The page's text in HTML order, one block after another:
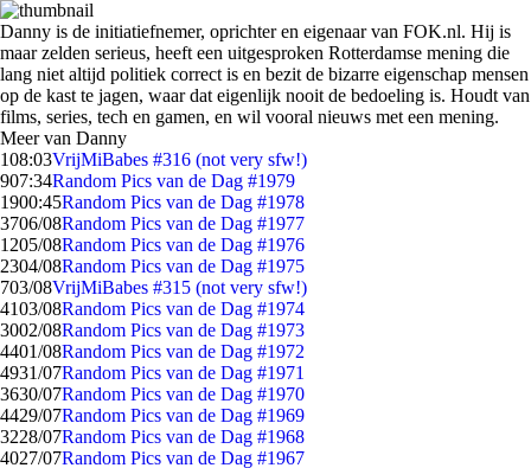
Danny is de initiatiefnemer, oprichter en eigenaar van FOK.nl. Hij is
maar zelden serieus, heeft een uitgesproken Rotterdamse mening die
lang niet altijd politiek correct is en bezit de bizarre eigenschap mensen
op de kast te jagen, waar dat eigenlijk nooit de bedoeling is. Houdt van
films, series, tech en gamen, en wil vooral nieuws met een mening.
Meer van Danny
108:03VrijMiBabes #316 (not very sfw!)
907:34Random Pics van de Dag #1979
1900:45Random Pics van de Dag #1978
3706/08Random Pics van de Dag #1977
1205/08Random Pics van de Dag #1976
2304/08Random Pics van de Dag #1975
703/08VrijMiBabes #315 (not very sfw!)
4103/08Random Pics van de Dag #1974
3002/08Random Pics van de Dag #1973
4401/08Random Pics van de Dag #1972
4931/07Random Pics van de Dag #1971
3630/07Random Pics van de Dag #1970
4429/07Random Pics van de Dag #1969
3228/07Random Pics van de Dag #1968
4027/07Random Pics van de Dag #1967